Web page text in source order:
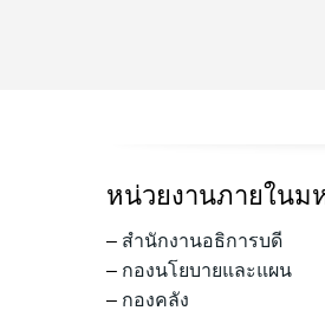
หน่วยงานภายในม
– สำนักงานอธิการบดี
– กองนโยบายและแผน
– กองคลัง